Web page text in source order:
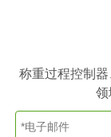
称重过程控制